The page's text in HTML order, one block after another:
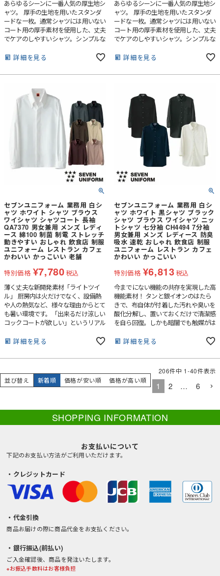
あらゆるシーンに一番人気の厚生地シ
ャツ。 厚手の生地を用いたスタンダ
ードな一枚。通常シャツには用いない
コート用の厚手素材を使用した、丈夫
でケアのしやすいシャツ。シンプルな
能。ホテルからラーメン店まで幅広く
ャツです。
詳細を見る
あらゆるシーンに一番人気の厚生地シ
ャツ。 厚手の生地を用いたスタンダ
ードな一枚。通常シャツには用いない
コート用の厚手素材を使用した、丈夫
でケアのしやすいシャツ。シンプルな
能。ホテルからラーメン店まで幅広く
ャツです。
詳細を見る
セブンユニフォーム 業務用 白シ
ャツ ホワイト シャツ ブラウス
ワイシャツ シャツコート 長袖
QA7370 男女兼用 メンズ レディ
ース 綿100 制菌 制電 ストレッチ
動きやすい おしゃれ 飲食店 制服
ユニフォーム レストラン カフェ
かわいい かっこいい 老舗
特別価格 ¥7,780税込
薄く丈夫な新開発素材「ライトツイ
ル」 厨房内は火だけでなく、設備熱
や人の熱気など、様々な理由からとて
も暑い環境です。「出来るだけ涼しい
コックコートが欲しい」というリアル
この「涼感コックコート シリー
く、通気性を良くすることで懸念され
く”て“洗濯耐久性”が有る、この2つの
条件をクリアする新素材として開発に
す。耐久性の高い素材は通常ポリエス
テル高混率であることが多いのです
ュラルな風合いの生地となりました。
細部のデザインにもこだわり、通常よ
ワークスタイルを残しつつもエレガン
トな雰囲気を漂わせるシリーズとなっ
ています。薄手の生地ですが防透･UV
カット加工を施しているので、薄手で
やすい夏場や暑い場所でも安心です。
薄手でありながら耐久性を備えた「涼
感コックコート シリーズ」は、蒸し
暑い厨房や、夏場のオープンキッチン
などで働くスタッフに最適なアイテム
です。ぜひ一度袖を通して、その涼し
さ・着心地を体感してください。
詳細を見る
セブンユニフォーム 業務用 白シ
ャツ ホワイト 黒シャツ ブラック
シャツ ブラウス ワイシャツ ニッ
トシャツ 七分袖 CH4494 7分袖
男女兼用 メンズ レディース 防臭
吸水 速乾 おしゃれ 飲食店 制服
ユニフォーム レストラン カフェ
かわいい かっこいい
特別価格 ¥6,813税込
今までにない機能の共存を実現した高
機能素材！ タンと銀イオンのはたら
きで、布自体が付着した汚れや臭いを
酸化分解し、置いておくだけで清潔感
を自ら回復。しかも暗闇でも触媒がは
す。■吸水速乾性超がつくほどの優れ
よる速乾性により、汗をかいてもサラ
サラ感のある着心地を保ちます。■汗
ジミ軽減お客様に不快感を与えかねな
い、気になる汗ジミを最新技術により
軽減。撥水剤を使用していないため通
側も快適。■防臭菌の増殖を抑える抗
菌剤とアンモニアを分解する触媒のダ
にも効果有。■抗ピリングピリング防
止剤で繊維の表面を滑らかににして、
ことで、素肌にやさしく、肌トラブル
を防ぎます。■防汚性撥水剤を使わず
に防汚性が得られる特殊な加工によ
自らを清潔に保つ機能があるので、洗
う頻度を極力抑え、洗う場合も簡単な
詳細を見る
並び替え 新着順 価格が安い順 価格が高い順
206件中 1-40件表示
1 2 … 6
SHOPPING INFORMATION
お支払いについて
下記のお支払い方法がご利用いただけます。
・クレジットカード
・代金引換
商品お届けの際に商品代金をお支払ください。
・銀行振込(前払い)
ご入金確認後、商品を発注いたします。
※お振込手数料はお客様負担